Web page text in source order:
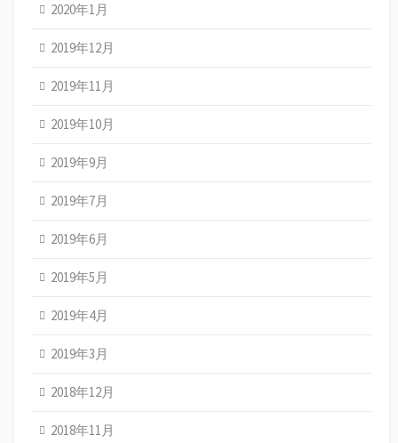
2020年1月
2019年12月
2019年11月
2019年10月
2019年9月
2019年7月
2019年6月
2019年5月
2019年4月
2019年3月
2018年12月
2018年11月